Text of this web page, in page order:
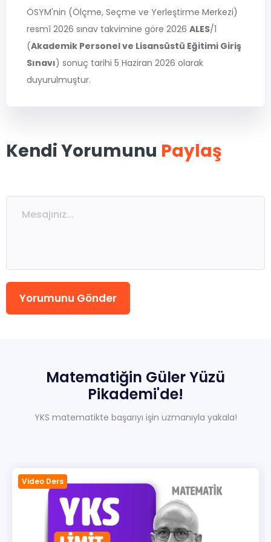
MSÜ
ALES
9. Sınıflar 10. Sınıflar
Katılımcı Görüşleri Blog
Sıkça Sorulan Sorular
ÖSYM'nin (Ölçme, Seçme ve Yerleştirme Merkezi)
resmî 2026 sınav takvimine göre 2026 ALES/1
(Akademik Personel ve Lisansüstü Eğitimi Giriş
Sınavı) sonuç tarihi 5 Haziran 2026 olarak
duyurulmuştur.
Kendi Yorumunu Paylaş
Yorumunu Gönder
Matematiğin GülerYüzü
Pikademi'de!
YKS matematikte başarıyı işin uzmanıyla yakala!
Video Ders